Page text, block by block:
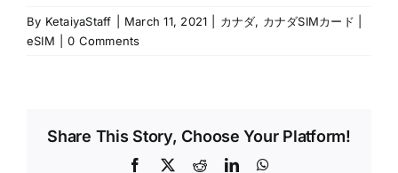
By KetaiyaStaff March 11, 2021 カナダ, カナダSIMカード |
eSIM
0 Comments
Share This Story, Choose Your Platform!
Facebook
X RedditLinkedIn